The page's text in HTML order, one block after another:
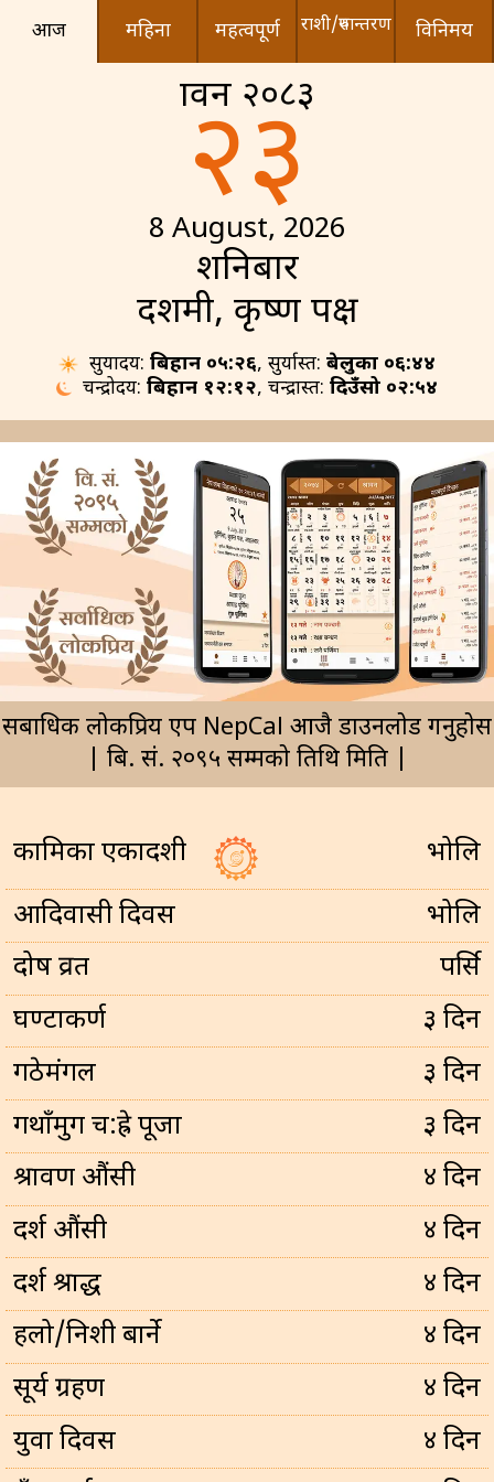
आज महिना महत्वपूर्ण राशी/रुपान्तरण विनिमय
श्रावन २०८३
२३
8 August, 2026
शनिबार
दशमी, कृष्ण पक्ष
सुर्योदय: बिहान ०५:२६, सुर्यास्त: बेलुका ०६:४४
चन्द्रोदय: बिहान १२:१२, चन्द्रास्त: दिउँसो ०२:५४
सर्बाधिक लोकप्रिय एप NepCal आजै डाउनलोड गर्नुहोस
| बि. सं. २०९५ सम्मको तिथि मिति |
कामिका एकादशी
भोलि
आदिवासी दिवस
भोलि
प्रदोष व्रत
पर्सि
घण्टाकर्ण
३ दिन
गठेमंगल
३ दिन
गथाँमुग च:ह्रे पूजा
३ दिन
श्रावण औंसी
४ दिन
दर्श औंसी
४ दिन
दर्श श्राद्ध
४ दिन
हलो/निशी बार्ने
४ दिन
सूर्य ग्रहण
४ दिन
युवा दिवस
४ दिन